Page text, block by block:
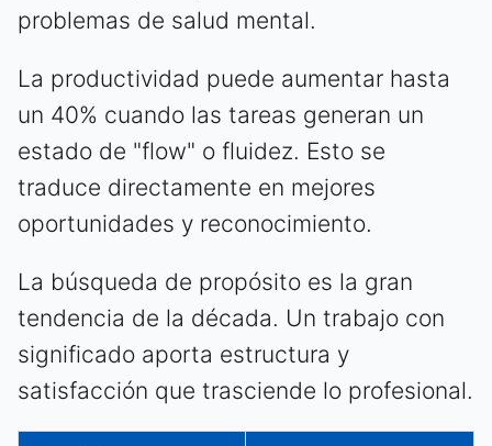
problemas de salud mental.
La productividad puede aumentar hasta
un 40% cuando las tareas generan un
estado de "flow" o fluidez. Esto se
traduce directamente en mejores
oportunidades y reconocimiento.
La búsqueda de propósito es la gran
tendencia de la década. Un trabajo con
significado aporta estructura y
satisfacción que trasciende lo profesional.